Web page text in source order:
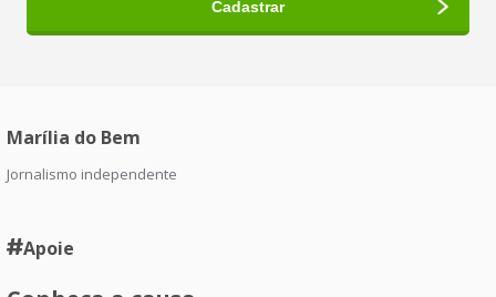
Marília do Bem
Jornalismo independente
Apoie